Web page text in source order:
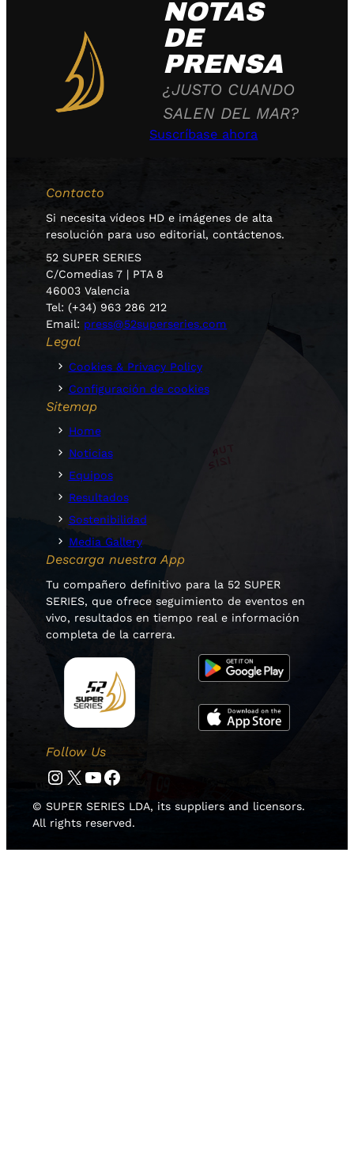
NOTAS
DE
PRENSA
¿JUSTO CUANDO
SALEN DEL MAR?
Suscríbase ahora
Contacto
Si necesita vídeos HD e imágenes de alta
resolución para uso editorial, contáctenos.
52 SUPER SERIES
C/Comedias 7 | PTA 8
46003 Valencia
Tel: (+34) 963 286 212
Email: press@52superseries.com
Legal
Cookies & Privacy Policy
Configuración de cookies
Sitemap
Home
Noticias
Equipos
Resultados
Sostenibilidad
Media Gallery
Descarga nuestra App
Tu compañero definitivo para la 52 SUPER
SERIES, que ofrece seguimiento de eventos en
vivo, resultados en tiempo real e información
completa de la carrera.
Follow Us
Instagram Twitter YouTube Facebook
© SUPER SERIES LDA, its suppliers and licensors.
All rights reserved.